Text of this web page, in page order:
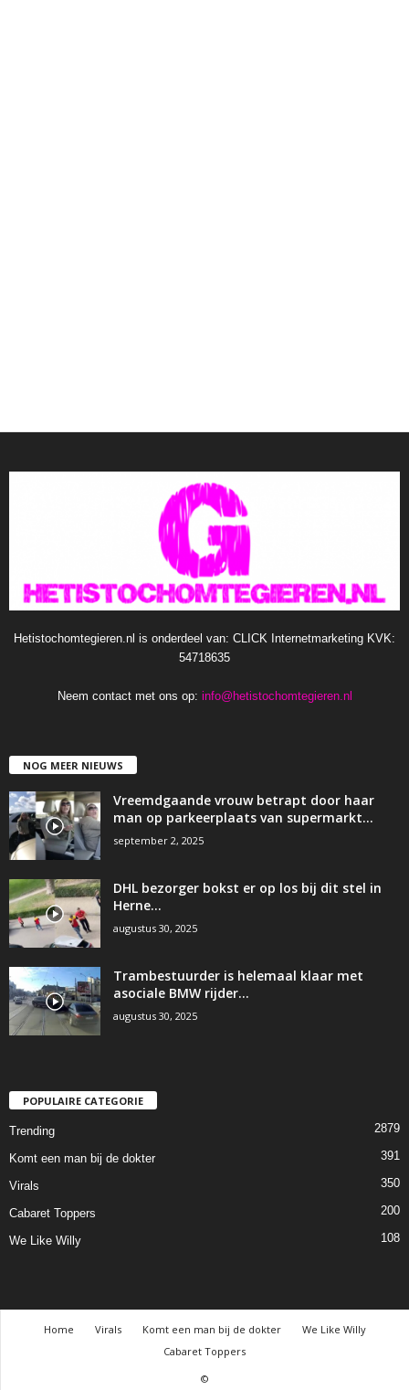
Hetistochomtegieren.nl is onderdeel van: CLICK Internetmarketing KVK:
54718635
Neem contact met ons op: info@hetistochomtegieren.nl
NOG MEER NIEUWS
Vreemdgaande vrouw betrapt door haar
man op parkeerplaats van supermarkt…
september 2, 2025
DHL bezorger bokst er op los bij dit stel in
Herne…
augustus 30, 2025
Trambestuurder is helemaal klaar met
asociale BMW rijder…
augustus 30, 2025
POPULAIRE CATEGORIE
Trending 2879
Komt een man bij de dokter 391
Virals 350
Cabaret Toppers 200
We Like Willy 108
Home Virals Komt een man bij de dokter
We Like Willy
Cabaret Toppers
©